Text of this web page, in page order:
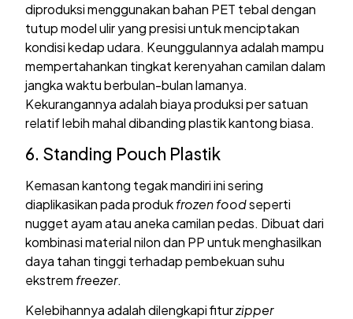
diproduksi menggunakan bahan PET tebal dengan
tutup model ulir yang presisi untuk menciptakan
kondisi kedap udara. Keunggulannya adalah mampu
mempertahankan tingkat kerenyahan camilan dalam
jangka waktu berbulan-bulan lamanya.
Kekurangannya adalah biaya produksi per satuan
relatif lebih mahal dibanding plastik kantong biasa.
6. Standing Pouch Plastik
Kemasan kantong tegak mandiri ini sering
diaplikasikan pada produkfrozen foodseperti
nugget ayam atau aneka camilan pedas. Dibuat dari
kombinasi material nilon dan PP untuk menghasilkan
daya tahan tinggi terhadap pembekuan suhu
ekstrem freezer.
Kelebihannya adalah dilengkapi fiturzipper